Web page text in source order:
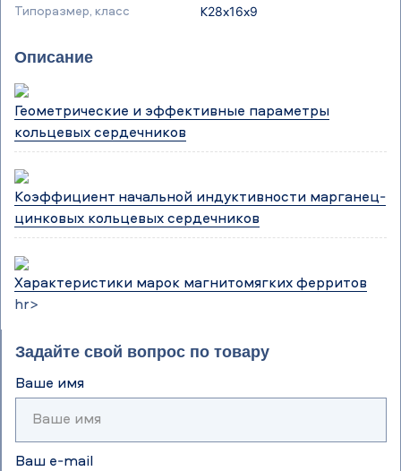
Типоразмер, класс
К28х16х9
Описание
Геометрические и эффективные параметры
кольцевых сердечников
Коэффициент начальной индуктивности марганец-
цинковых кольцевых сердечников
Характеристики марок магнитомягких ферритов
hr>
Задайте свой вопрос по товару
Ваше имя
Ваш e-mail